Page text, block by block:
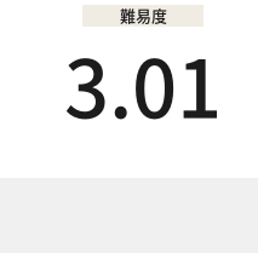
難易度
3.01